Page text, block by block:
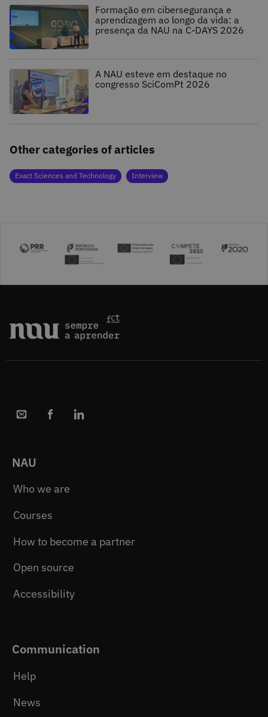
Formação em cibersegurança e
aprendizagem ao longo da vida: a
presença da NAU na C-DAYS 2026
A NAU esteve em destaque no
congresso SciComPt 2026
Other categories of articles
Exact Sciences and Technology Interview
NAU
Who we are
Courses
How to become a partner
Open source
Accessibility
Communication
Help
News